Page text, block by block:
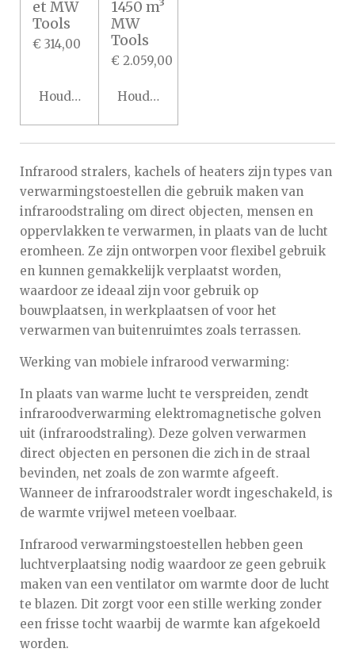
et MW
Tools
€ 314,00
Houd mij op de hoogte
1450 m³
MW
Tools
€ 2.059,00
Houd mij op de hoogte
Infrarood stralers, kachels of heaters zijn types van
verwarmingstoestellen die gebruik maken van
infraroodstraling om direct objecten, mensen en
oppervlakken te verwarmen, in plaats van de lucht
eromheen. Ze zijn ontworpen voor flexibel gebruik
en kunnen gemakkelijk verplaatst worden,
waardoor ze ideaal zijn voor gebruik op
bouwplaatsen, in werkplaatsen of voor het
verwarmen van buitenruimtes zoals terrassen.
Werking van mobiele infrarood verwarming:
In plaats van warme lucht te verspreiden, zendt
infraroodverwarming elektromagnetische golven
uit (infraroodstraling). Deze golven verwarmen
direct objecten en personen die zich in de straal
bevinden, net zoals de zon warmte afgeeft.
Wanneer de infraroodstraler wordt ingeschakeld, is
de warmte vrijwel meteen voelbaar.
Infrarood verwarmingstoestellen hebben geen
luchtverplaatsing nodig waardoor ze geen gebruik
maken van een ventilator om warmte door de lucht
te blazen. Dit zorgt voor een stille werking zonder
een frisse tocht waarbij de warmte kan afgekoeld
worden.